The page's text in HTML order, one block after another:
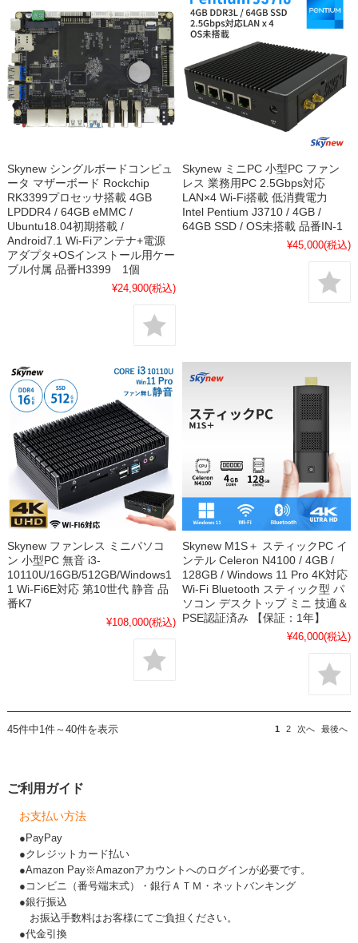
Skynew シングルボードコンピュ
ータ マザーボード Rockchip
RK3399プロセッサ搭載 4GB
LPDDR4 / 64GB eMMC /
Ubuntu18.04初期搭載 /
Android7.1 Wi-Fiアンテナ+電源
アダプタ+OSインストール用ケー
ブル付属 品番H3399 1個
¥24,900(税込)
Skynew ミニPC 小型PC ファン
レス 業務用PC 2.5Gbps対応
LAN×4 Wi-Fi搭載 低消費電力
Intel Pentium J3710 / 4GB /
64GB SSD / OS未搭載 品番IN-1
¥45,000(税込)
Skynew ファンレス ミニパソコ
ン 小型PC 無音 i3-
10110U/16GB/512GB/Windows1
1 Wi-Fi6E対応 第10世代 静音 品
番K7
¥108,000(税込)
Skynew M1S＋ スティックPC イ
ンテル Celeron N4100 / 4GB /
128GB / Windows 11 Pro 4K対応
Wi-Fi Bluetooth スティック型 パ
ソコン デスクトップ ミニ 技適＆
PSE認証済み 【保証：1年】
¥46,000(税込)
45件中1件～40件を表示 1 2 次へ 最後へ
ご利用ガイド
お支払い方法
●PayPay
●クレジットカード払い
●Amazon Pay※Amazonアカウントへのログインが必要です。
●コンビニ（番号端末式）・銀行ＡＴＭ・ネットバンキング
●銀行振込
お振込手数料はお客様にてご負担ください。
●代金引換